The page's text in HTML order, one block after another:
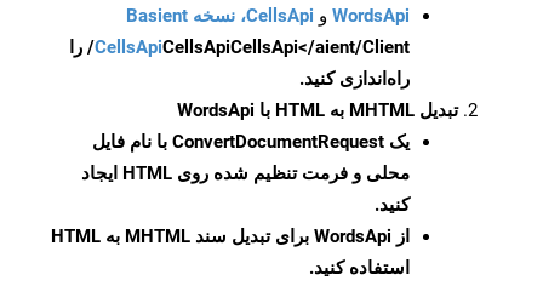
WordsApi و CellsApi، نسخه Basient
CellsApiCellsApi
CellsApi</aient/Client/ را
راه‌اندازی کنید.
تبدیل MHTML به HTML با WordsApi
یک ConvertDocumentRequest با نام فایل
محلی و فرمت تنظیم شده روی HTML ایجاد
کنید.
از WordsApi برای تبدیل سند MHTML به HTML
استفاده کنید.